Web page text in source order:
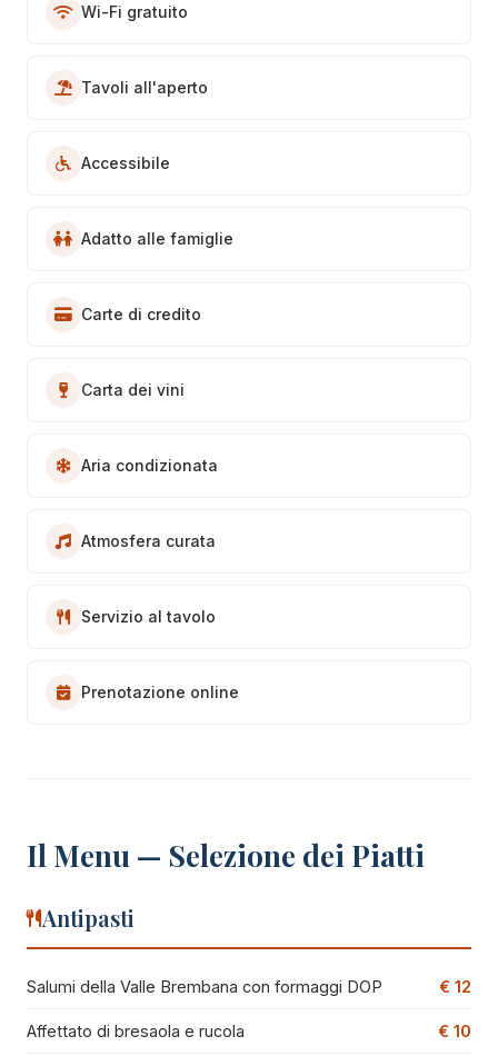
Wi-Fi gratuito
Tavoli all'aperto
Accessibile
Adatto alle famiglie
Carte di credito
Carta dei vini
Aria condizionata
Atmosfera curata
Servizio al tavolo
Prenotazione online
Il Menu — Selezione dei Piatti
Antipasti
Salumi della Valle Brembana con formaggi DOP € 12
Affettato di bresaola e rucola € 10